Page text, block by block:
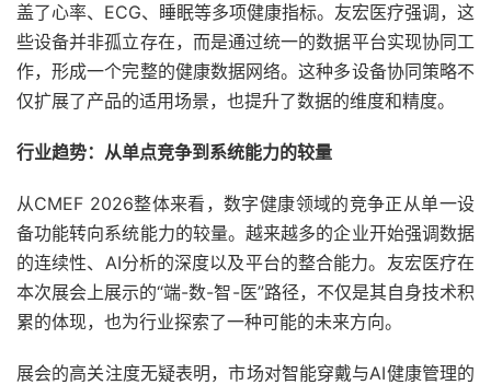
盖了心率、ECG、睡眠等多项健康指标。友宏医疗强调，这
些设备并非孤立存在，而是通过统一的数据平台实现协同工
作，形成一个完整的健康数据网络。这种多设备协同策略不
仅扩展了产品的适用场景，也提升了数据的维度和精度。
行业趋势：从单点竞争到系统能力的较量
从CMEF 2026整体来看，数字健康领域的竞争正从单一设
备功能转向系统能力的较量。越来越多的企业开始强调数据
的连续性、AI分析的深度以及平台的整合能力。友宏医疗在
本次展会上展示的“端-数-智-医”路径，不仅是其自身技术积
累的体现，也为行业探索了一种可能的未来方向。
展会的高关注度无疑表明，市场对智能穿戴与AI健康管理的